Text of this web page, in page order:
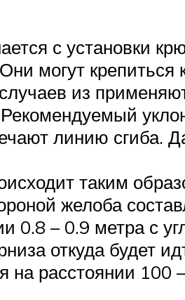
с установки
могут
из
линию сгиба.
таким
желоба
0.8 – 0.9 метра с
откуда будет
расстоянии 100